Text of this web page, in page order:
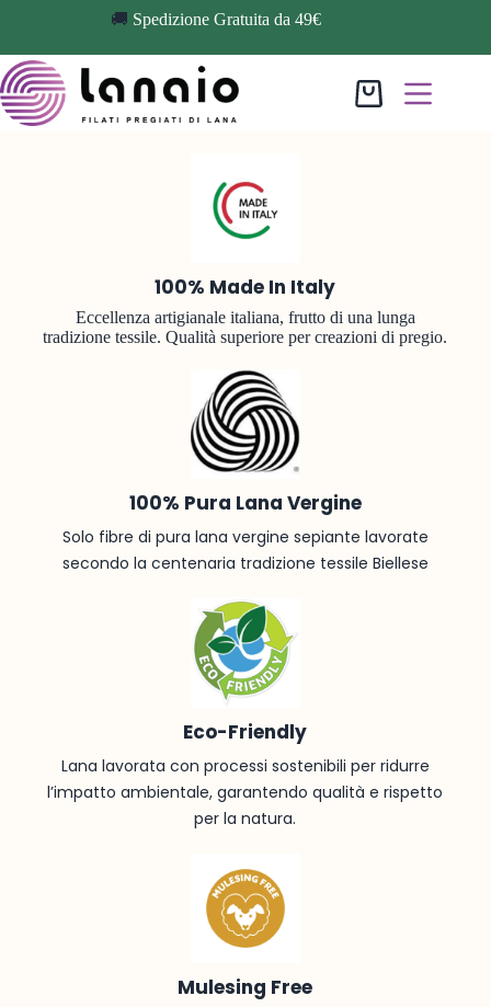
🚚 Spedizione Gratuita da 49€
100% Made In Italy
Eccellenza artigianale italiana, frutto di una lunga
tradizione tessile. Qualità superiore per creazioni di pregio.
100% Pura Lana Vergine
Solo fibre di pura lana vergine sepiante lavorate
secondo la centenaria tradizione tessile Biellese
Eco-Friendly
Lana lavorata con processi sostenibili per ridurre
l’impatto ambientale, garantendo qualità e rispetto
per la natura.
Mulesing Free